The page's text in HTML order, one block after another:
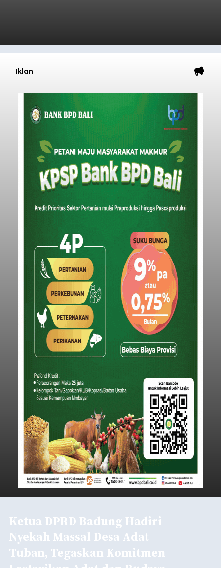
Iklan
Ketua DPRD Badung Hadiri
Nyekah Massal Desa Adat
Tuban, Tegaskan Komitmen